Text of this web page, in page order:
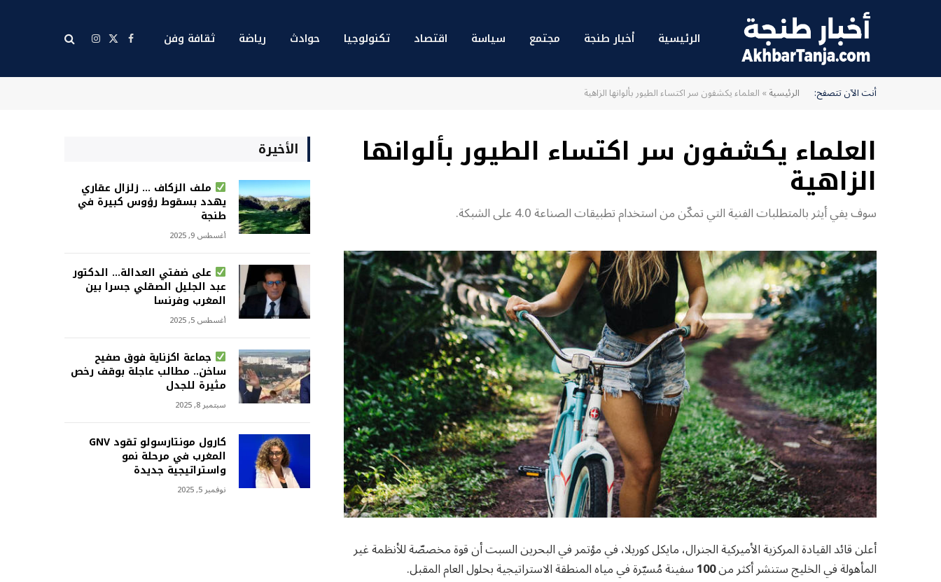
الرئيسية أخبار طنجة مجتمع سياسة اقتصاد تكنولوجيا حوادث رياضة ثقافة وفن فيسبوك
X الانستغرام
أنت الآن تتصفح: الرئيسية»العلماء يكشفون سر اكتساء الطيور بألوانها الزاهية
العلماء يكشفون سر اكتساء الطيور بألوانها
الزاهية
سوف يفي أيثر بالمتطلبات الفنية التي تمكّن من استخدام تطبيقات الصناعة 4.0 على الشبكة.
أعلن قائد القيادة المركزية الأميركية الجنرال، مايكل كوريلا، في مؤتمر في البحرين السبت أن قوة مخصصّة للأنظمة غير
المأهولة في الخليج ستنشر أكثر من100سفينة مُسيّرة في مياه المنطقة الاستراتيجية بحلول العام المقبل.
الأخيرة
ملف الزكاف … زلزال عقاري
يهدد بسقوط رؤوس كبيرة في
طنجة
أغسطس 9, 2025
على ضفتي العدالة… الدكتور
عبد الجليل الصقلي جسرا بين
المغرب وفرنسا
أغسطس 5, 2025
جماعة اكزناية فوق صفيح
ساخن.. مطالب عاجلة بوقف رخص
مثيرة للجدل
سبتمبر 8, 2025
كارول مونتارسولو تقود GNV
المغرب في مرحلة نمو
واستراتيجية جديدة
نوفمبر 5, 2025